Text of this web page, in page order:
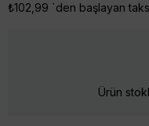
₺102,99 `den başlayan
Ürün